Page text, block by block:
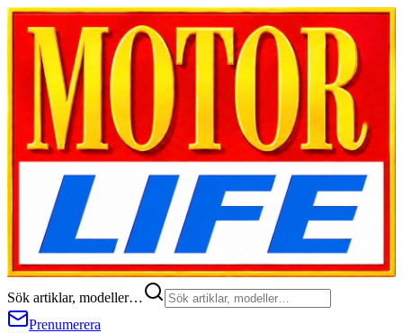
Sök artiklar, modeller…
Prenumerera